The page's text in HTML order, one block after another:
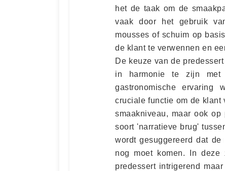
het de taak om de
vaak door het gebruik
mousses of schuim op
de klant te verwennen en
De keuze van de
in harmonie te zijn
gastronomische ervaring
cruciale functie om de klant
smaakniveau, maar ook
soort 'narratieve brug'
wordt gesuggereerd dat
nog moet komen. In
predessert intrigerend